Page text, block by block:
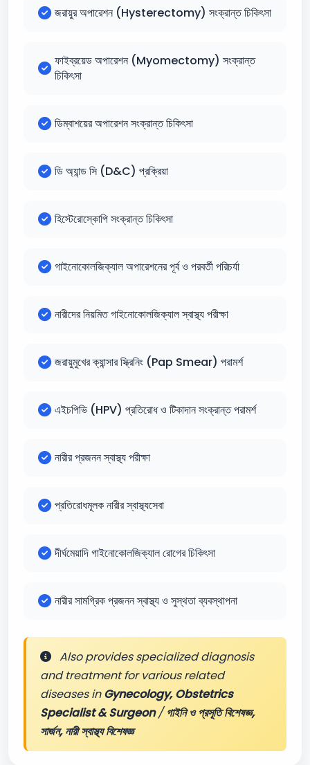
জরায়ুর অপারেশন (Hysterectomy) সংক্রান্ত চিকিৎসা
ফাইব্রয়েড অপারেশন (Myomectomy) সংক্রান্ত
চিকিৎসা
ডিম্বাশয়ের অপারেশন সংক্রান্ত চিকিৎসা
ডি অ্যান্ড সি (D&C) প্রক্রিয়া
হিস্টেরোস্কোপি সংক্রান্ত চিকিৎসা
গাইনোকোলজিক্যাল অপারেশনের পূর্ব ও পরবর্তী পরিচর্যা
নারীদের নিয়মিত গাইনোকোলজিক্যাল স্বাস্থ্য পরীক্ষা
জরায়ুমুখের ক্যান্সার স্ক্রিনিং (Pap Smear) পরামর্শ
এইচপিভি (HPV) প্রতিরোধ ও টিকাদান সংক্রান্ত পরামর্শ
নারীর প্রজনন স্বাস্থ্য পরীক্ষা
প্রতিরোধমূলক নারীর স্বাস্থ্যসেবা
দীর্ঘমেয়াদি গাইনোকোলজিক্যাল রোগের চিকিৎসা
নারীর সামগ্রিক প্রজনন স্বাস্থ্য ও সুস্থতা ব্যবস্থাপনা
Also provides specialized diagnosis
and treatment for various related
diseases inGynecology, Obstetrics
Specialist & Surgeon/গাইনি ও প্রসূতি বিশেষজ্ঞ,
সার্জন, নারী স্বাস্থ্য বিশেষজ্ঞ